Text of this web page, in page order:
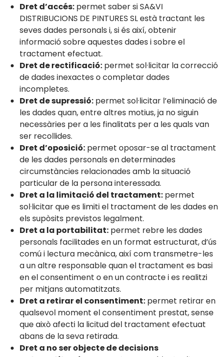
Dret d’accés: permet saber si SA&VI
DISTRIBUCIONS DE PINTURES SL està tractant les
seves dades personals i, si és així, obtenir
informació sobre aquestes dades i sobre el
tractament efectuat.
Dret de rectificació: permet sol·licitar la correcció
de dades inexactes o completar dades
incompletes.
Dret de supressió: permet sol·licitar l’eliminació de
les dades quan, entre altres motius, ja no siguin
necessàries per a les finalitats per a les quals van
ser recollides.
Dret d’oposició: permet oposar-se al tractament
de les dades personals en determinades
circumstàncies relacionades amb la situació
particular de la persona interessada.
Dret a la limitació del tractament: permet
sol·licitar que es limiti el tractament de les dades en
els supòsits previstos legalment.
Dret a la portabilitat: permet rebre les dades
personals facilitades en un format estructurat, d’ús
comú i lectura mecànica, així com transmetre-les
a un altre responsable quan el tractament es basi
en el consentiment o en un contracte i es realitzi
per mitjans automatitzats.
Dret a retirar el consentiment: permet retirar en
qualsevol moment el consentiment prestat, sense
que això afecti la licitud del tractament efectuat
abans de la seva retirada.
Dret a no ser objecte de decisions